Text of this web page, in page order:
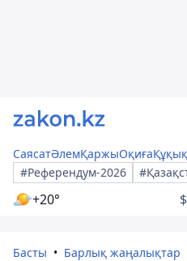
СаясатӘлемҚаржыОқиғаҚұқық
#Референдум-2026
+20° $
Басты Барлық жаңалықтар